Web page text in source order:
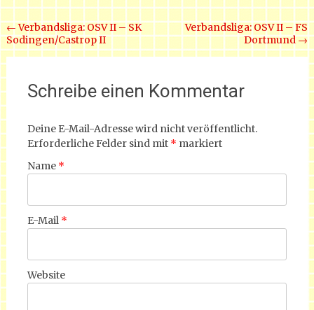
Beitrags Navigation
←Verbandsliga: OSV II – SK
Sodingen/Castrop II
Verbandsliga: OSV II – FS
Dortmund→
Schreibe einen Kommentar
Deine E-Mail-Adresse wird nicht veröffentlicht.
Erforderliche Felder sind mit * markiert
Name *
E-Mail *
Website